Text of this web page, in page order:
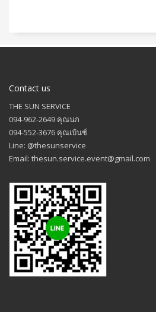
Contact us
THE SUN SERVICE
094-962-2649 คุณนก
094-552-3676 คุณเบ้นซ์
Line: @thesunservice
Email: thesun.service.event@gmail.com